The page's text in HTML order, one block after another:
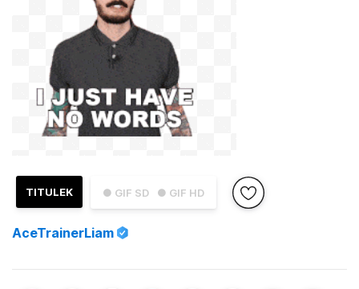
● GIF SD ● GIF HD
TITULEK
AceTrainerLiam